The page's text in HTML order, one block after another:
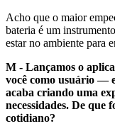
Acho que o maior
bateria é um
estar no ambiente para
M - Lançamos o
você como usuário —
acaba criando uma
necessidades. De que
cotidiano?